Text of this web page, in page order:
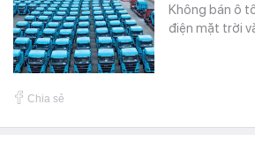
Không bán ô
điện mặt trời
Chia sẻ